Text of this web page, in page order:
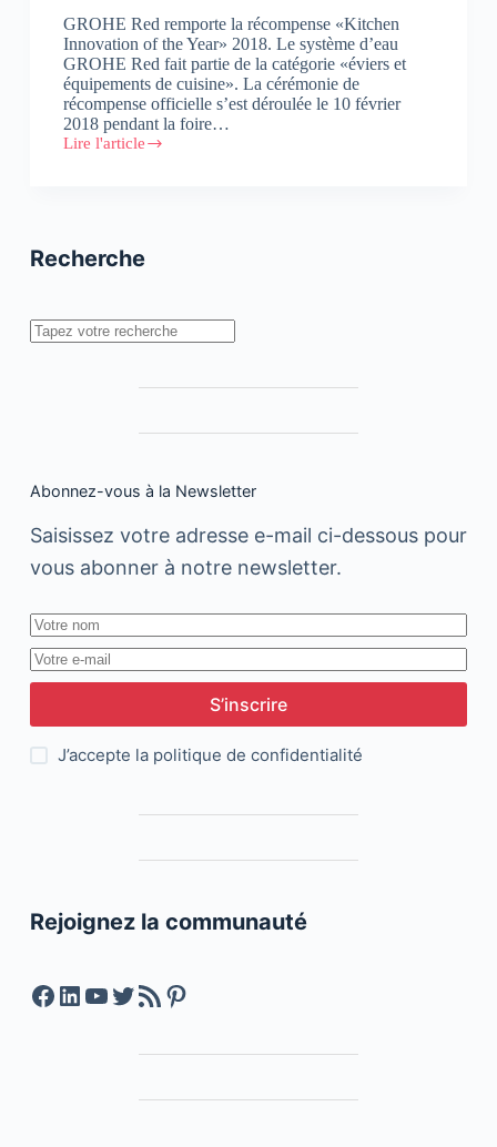
GROHE Red remporte la récompense «Kitchen
Innovation of the Year» 2018. Le système d’eau
GROHE Red fait partie de la catégorie «éviers et
équipements de cuisine». La cérémonie de
récompense officielle s’est déroulée le 10 février
2018 pendant la foire…
Lire l'article
GROHE
Innovation
Year»
Recherche
Rechercher
Abonnez-vous à la Newsletter
Saisissez votre adresse e-mail ci-dessous pour
vous abonner à notre newsletter.
S’inscrire
J’accepte la politique de confidentialité
Rejoignez la communauté
Facebook
LinkedIn
YouTube
Twitter
Feed RSSPinterest